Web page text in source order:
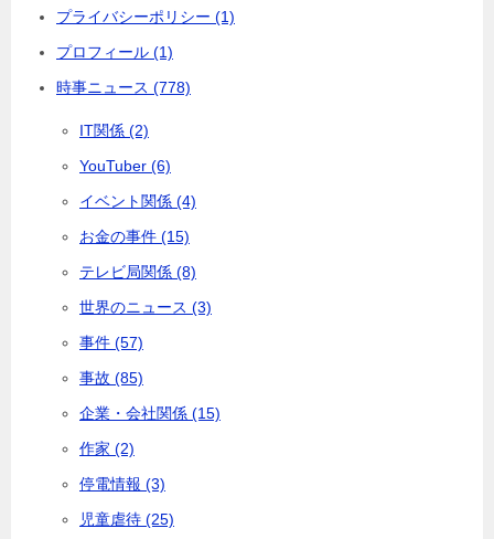
プライバシーポリシー (1)
プロフィール (1)
時事ニュース (778)
IT関係 (2)
YouTuber (6)
イベント関係 (4)
お金の事件 (15)
テレビ局関係 (8)
世界のニュース (3)
事件 (57)
事故 (85)
企業・会社関係 (15)
作家 (2)
停電情報 (3)
児童虐待 (25)